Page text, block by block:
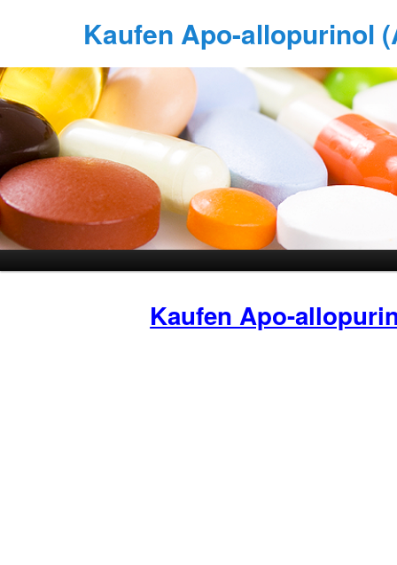
Kaufen Apo-allopurinol
Kaufen Apo-